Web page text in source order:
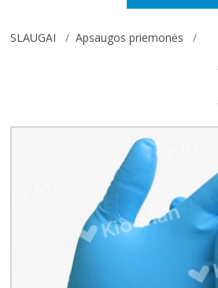
SLAUGAI Apsaugos priemonės